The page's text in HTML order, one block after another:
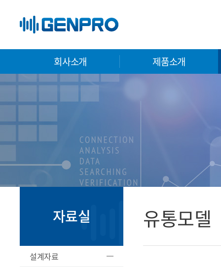
회사소개 제품소개
자료실
설계자료
유통모델